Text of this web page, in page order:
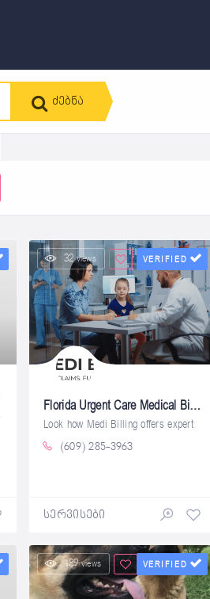
ძებნა
32 views VERIFIED
Florida Urgent Care Medical Billing Services
Look how Medi Billing offers expert
(609) 285-3963
სერვისები
189 views VERIFIED